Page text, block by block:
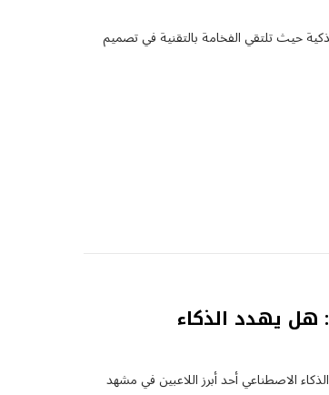
حيث تلتقي الفخامة بالتقنية في تصميم
هل يهدد الذكاء
الاصطناعي أحد أبرز اللاعبين في مشهد